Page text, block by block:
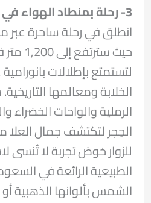
3- رحلة بمنطاد الهواء في العلا
انطلق في رحلة ساحرة عبر
حيث
لتستمتع بإطلالات
الخلابة ومعالمها
الرملية والواحات الخضراء
الحِجر لتكتشف جمال العلا
للزوار خوض تجربة لا تُنسى
الطبيعية الرائعة في
الشمس بألوانها الذهبية